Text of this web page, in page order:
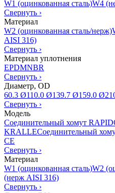
W1 (оцинкованная сталь)W4
Свернуть ›
Материал
W2 (оцинкованная сталь/нерж)
AISI 316)
Свернуть ›
Материал уплотнения
EPDMNBR
Свернуть ›
Диаметр, OD
60.3 Ø110.0 Ø139.7 Ø159.0 Ø
Свернуть ›
Модель
Соединительный хомут RAPID
KRALLEСоединительный
CE
Свернуть ›
Материал
W1 (оцинкованная сталь)W2
(нерж AISI 316)
Свернуть ›